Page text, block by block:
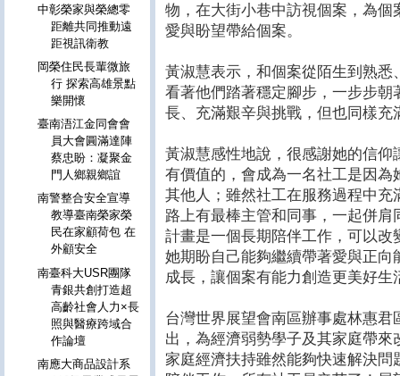
物，在大街小巷中訪視個案，為
愛與盼望帶給個案。
黃淑慧表示，和個案從陌生到熟
看著他們踏著穩定腳步，一步步
長、充滿艱辛與挑戰，但也同樣充
黃淑慧感性地說，很感謝她的信
有價值的，會成為一名社工是因
其他人；雖然社工在服務過程中
路上有最棒主管和同事，一起併
計畫是一個長期陪伴工作，可以
她期盼自己能夠繼續帶著愛與正
成長，讓個案有能力創造更美好生
台灣世界展望會南區辦事處林惠
出，為經濟弱勢學子及其家庭帶
家庭經濟扶持雖然能夠快速解決
中彰榮家與榮總零
距離共同推動遠
距視訊衛教
岡榮住民長輩微旅
行 探索高雄景點
樂開懷
臺南浯江金同會會
員大會圓滿達陣
蔡忠盼：凝聚金
門人鄉親鄉誼
南警整合安全宣導
教導臺南榮家榮
民在家顧荷包 在
外顧安全
南臺科大USR團隊
青銀共創打造超
高齡社會人力×長
照與醫療跨域合
作論壇
南應大商品設計系